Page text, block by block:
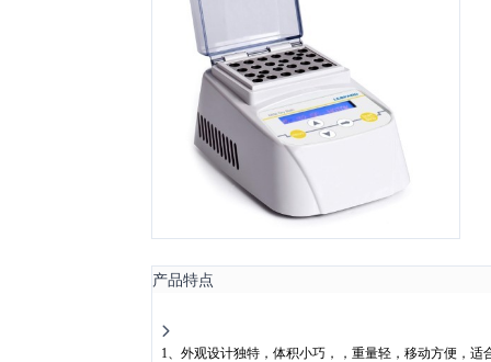
产品特点
1、外观设计独特，体积小巧，，重量轻，移动方便，适